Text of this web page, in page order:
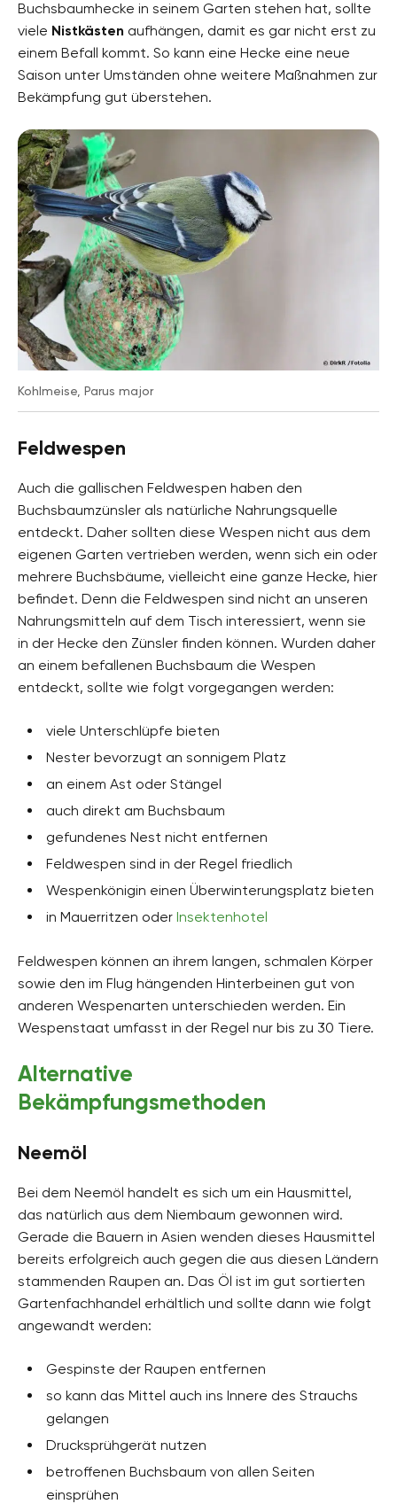
Buchsbaumhecke in seinem Garten stehen hat, sollte
viele Nistkästen aufhängen, damit es gar nicht erst zu
einem Befall kommt. So kann eine Hecke eine neue
Saison unter Umständen ohne weitere Maßnahmen zur
Bekämpfung gut überstehen.
Kohlmeise, Parus major
Feldwespen
Auch die gallischen Feldwespen haben den
Buchsbaumzünsler als natürliche Nahrungsquelle
entdeckt. Daher sollten diese Wespen nicht aus dem
eigenen Garten vertrieben werden, wenn sich ein oder
mehrere Buchsbäume, vielleicht eine ganze Hecke, hier
befindet. Denn die Feldwespen sind nicht an unseren
Nahrungsmitteln auf dem Tisch interessiert, wenn sie
in der Hecke den Zünsler finden können. Wurden daher
an einem befallenen Buchsbaum die Wespen
entdeckt, sollte wie folgt vorgegangen werden:
viele Unterschlüpfe bieten
Nester bevorzugt an sonnigem Platz
an einem Ast oder Stängel
auch direkt am Buchsbaum
gefundenes Nest nicht entfernen
Feldwespen sind in der Regel friedlich
Wespenkönigin einen Überwinterungsplatz bieten
in Mauerritzen oder Insektenhotel
Feldwespen können an ihrem langen, schmalen Körper
sowie den im Flug hängenden Hinterbeinen gut von
anderen Wespenarten unterschieden werden. Ein
Wespenstaat umfasst in der Regel nur bis zu 30 Tiere.
Alternative
Bekämpfungsmethoden
Neemöl
Bei dem Neemöl handelt es sich um ein Hausmittel,
das natürlich aus dem Niembaum gewonnen wird.
Gerade die Bauern in Asien wenden dieses Hausmittel
bereits erfolgreich auch gegen die aus diesen Ländern
stammenden Raupen an. Das Öl ist im gut sortierten
Gartenfachhandel erhältlich und sollte dann wie folgt
angewandt werden:
Gespinste der Raupen entfernen
so kann das Mittel auch ins Innere des Strauchs
gelangen
Drucksprühgerät nutzen
betroffenen Buchsbaum von allen Seiten
einsprühen